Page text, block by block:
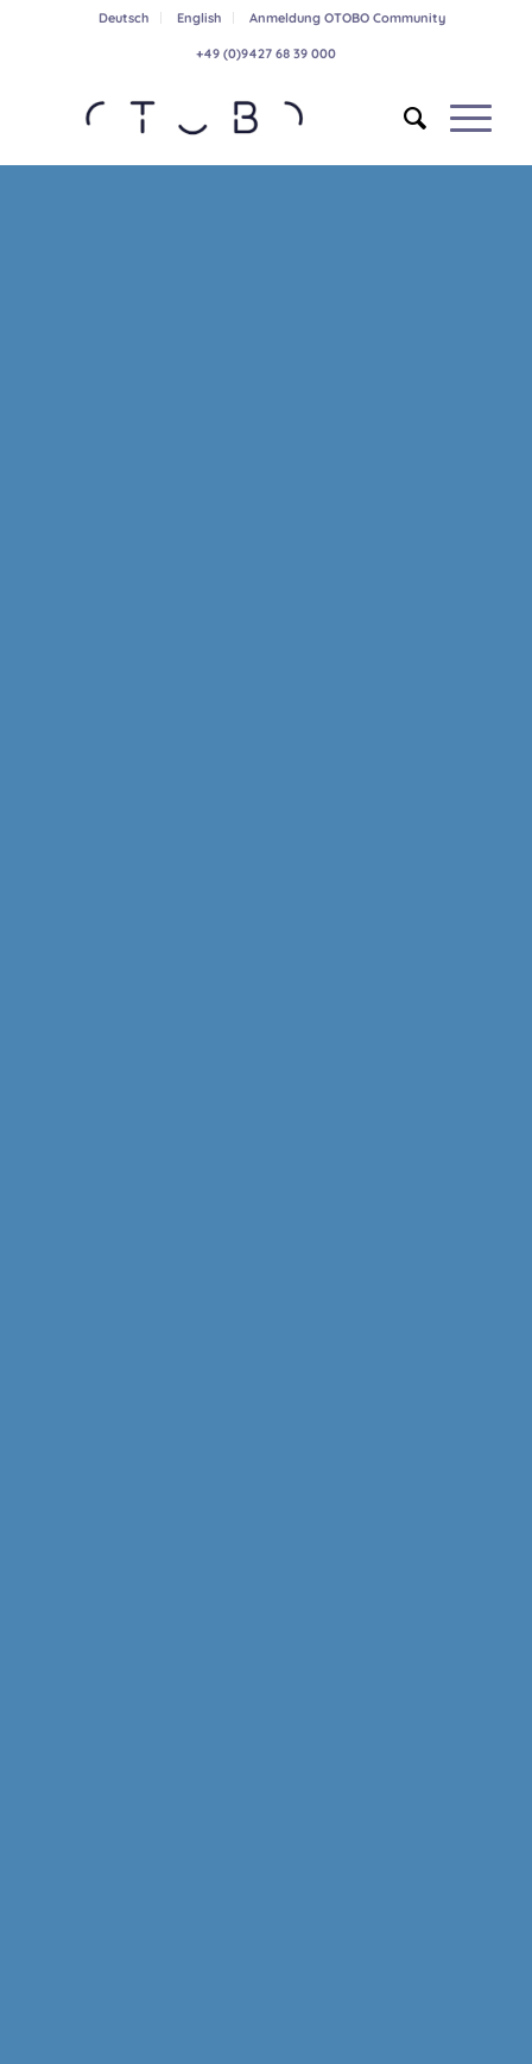
Deutsch English Anmeldung OTOBO Community
+49 (0)9427 68 39 000